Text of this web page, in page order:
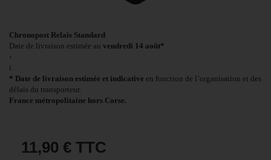
Chronopost Relais Standard
Date de livraison estimée au vendredi 14 août*
›
i
* Date de livraison estimée et indicative en fonction de l’organisation et des
délais du transporteur.
France métropolitaine hors Corse.
11,90 € TTC